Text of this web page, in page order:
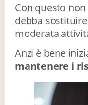
Con questo
debba
moderata
Anzi è bene
mantenere i